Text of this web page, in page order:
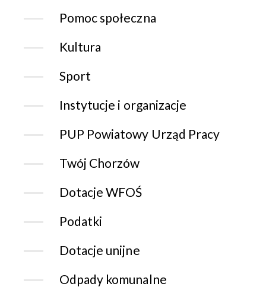
Pomoc społeczna
Kultura
Sport
Instytucje i organizacje
PUP Powiatowy Urząd Pracy
Twój Chorzów
Dotacje WFOŚ
Podatki
Dotacje unijne
Odpady komunalne